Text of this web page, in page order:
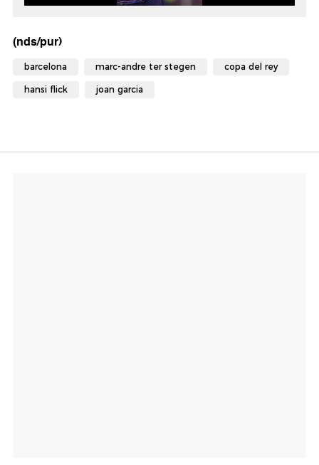
(nds/pur)
barcelona marc-andre ter stegen copa del rey
hansi flick joan garcia